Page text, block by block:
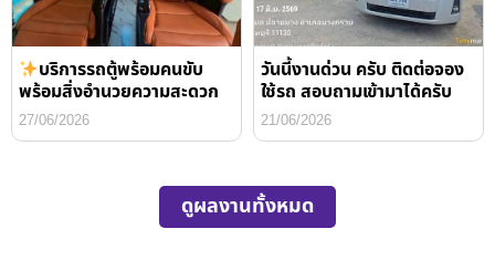
บริการรถตู้พร้อมคนขับ
พร้อมสิ่งอำนวยความสะดวก
27/06/2026
วันนี้งานด่วน ครับ ติดต่อจอง
ใช้รถ สอบถามเข้ามาได้ครับ
21/06/2026
ดูผลงานทั้งหมด